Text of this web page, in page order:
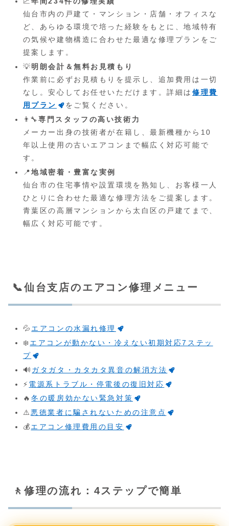
仙台市内の戸建て・マンション・店舗・オフィスな
ど、あらゆる環境で培った経験をもとに、地域特有
の気候や建物構造に合わせた最適な修理プランをご
提案します。
💡明朗会計＆無料お見積もり
作業前に必ずお見積もりを提示し、追加費用は一切
なし。安心してお任せいただけます。詳細は 修理費
用プラン
をご覧ください。
👨‍🔧専門スタッフの高い技術力
メーカー出身の技術者が在籍し、最新機種から10
年以上使用の古いエアコンまで幅広く対応可能で
す。
📍地域密着・豊富な実例
仙台市の住宅事情や設置環境を熟知し、お客様一人
ひとりに合わせた最適な修理方法をご提案します。
青葉区の高層マンションから太白区の戸建てまで、
幅広く対応可能です。
📞仙台支店のエアコン修理メニュー
💦 エアコンの水漏れ修理
❄️エアコンが動かない・冷えない初期対応7ステッ
プ
🔊 ガタガタ・カタカタ異音の解消方法
⚡ 電源系トラブル・停電後の復旧対応
🔥冬の暖房効かない緊急対策
⚠️悪徳業者に騙されないための注意点
💰エアコン修理費用の目安
🚶修理の流れ：4ステップで簡単